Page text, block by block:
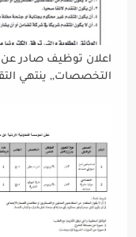
اعلان توظيف صادر
التخصصات,, ينتهي التقديم